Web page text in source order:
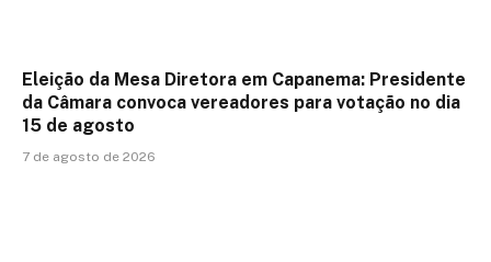
Eleição da Mesa Diretora em Capanema: Presidente
da Câmara convoca vereadores para votação no dia
15 de agosto
7 de agosto de 2026